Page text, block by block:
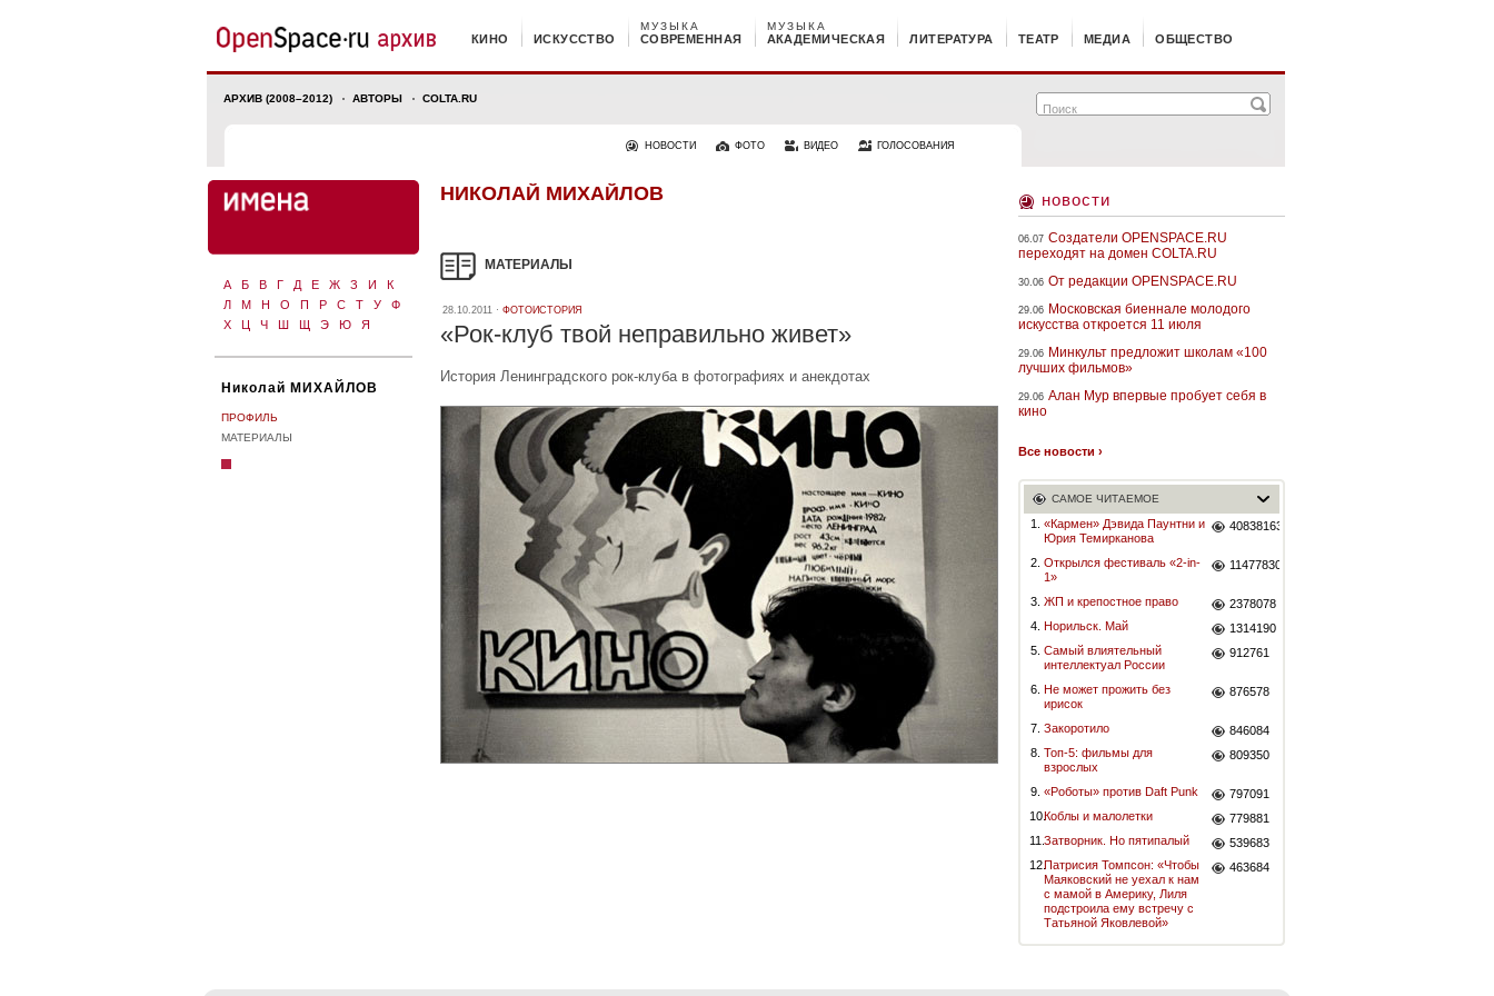
КИНО ИСКУССТВО СОВРЕМЕННАЯ
МУЗЫКА
АКАДЕМИЧЕСКАЯ
МУЗЫКА
ЛИТЕРАТУРА ТЕАТР МЕДИА ОБЩЕСТВО
АРХИВ (2008–2012) АВТОРЫ COLTA.RU
НОВОСТИ ФОТО ВИДЕО ГОЛОСОВАНИЯ
А Б В Г Д Е Ж З И
К
Л
М Н О П Р С Т У
Ф
Х
Ц Ч Ш Щ Э Ю Я
Николай МИХАЙЛОВ
ПРОФИЛЬ
МАТЕРИАЛЫ
НИКОЛАЙ МИХАЙЛОВ
МАТЕРИАЛЫ
28.10.2011 · ФОТОИСТОРИЯ
«Рок-клуб твой неправильно живет»
История Ленинградского рок-клуба в фотографиях и анекдотах
новости
06.07 Создатели OPENSPACE.RU
переходят на домен COLTA.RU
30.06 От редакции OPENSPACE.RU
29.06 Московская биеннале молодого
искусства откроется 11 июля
29.06 Минкульт предложит школам «100
лучших фильмов»
29.06 Алан Мур впервые пробует себя в
кино
Все новости ›
САМОЕ ЧИТАЕМОЕ
1.
«Кармен» Дэвида Паунтни и
Юрия Темирканова
40838163
2. Открылся фестиваль «2-in-
1»
11477830
3. ЖП и крепостное право
2378078
4. Норильск. Май
1314190
5. Самый влиятельный
интеллектуал России
912761
6. Не может прожить без
ирисок
876578
7. Закоротило
846084
8. Топ-5: фильмы для
взрослых
809350
9. «Роботы» против Daft Punk
797091
10.Коблы и малолетки
779881
11.Затворник. Но пятипалый
539683
12.Патрисия Томпсон: «Чтобы
Маяковский не уехал к нам
с мамой в Америку, Лиля
подстроила ему встречу с
Татьяной Яковлевой»
463684